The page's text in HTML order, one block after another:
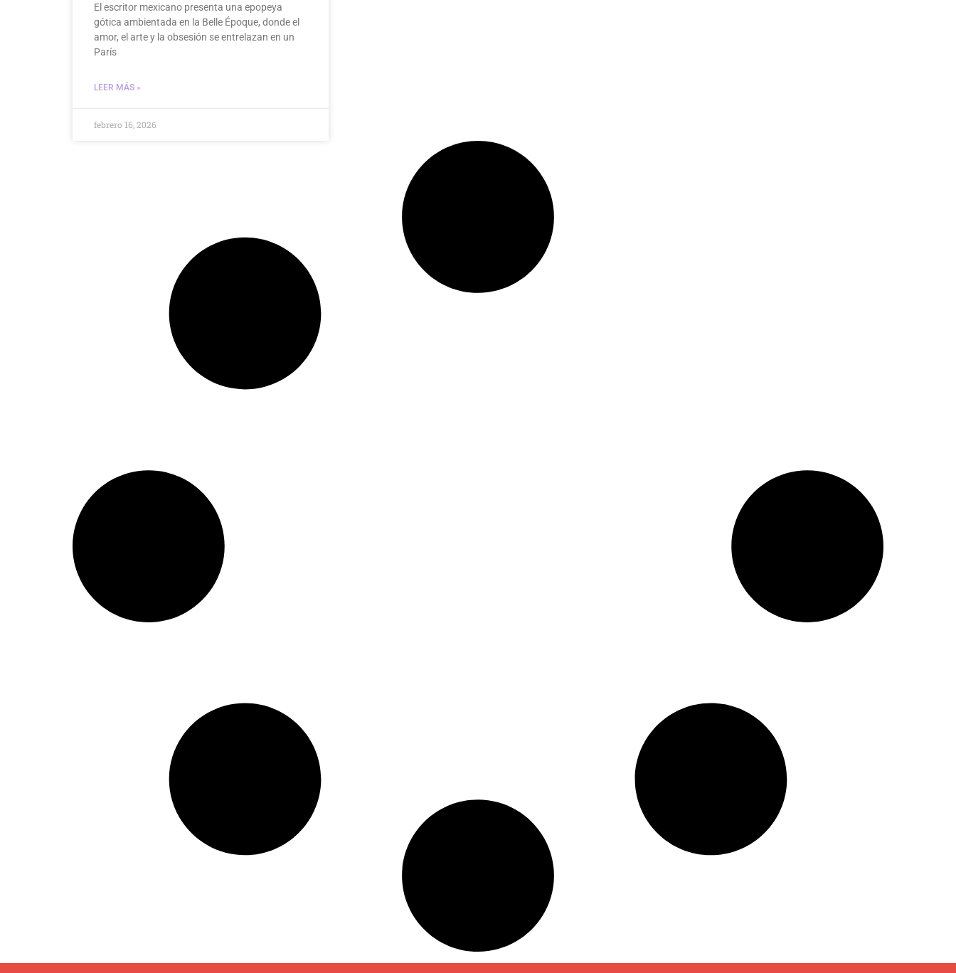
El escritor mexicano presenta una epopeya
gótica ambientada en la Belle Époque, donde el
amor, el arte y la obsesión se entrelazan en un
París
LEER MÁS »
febrero 16, 2026